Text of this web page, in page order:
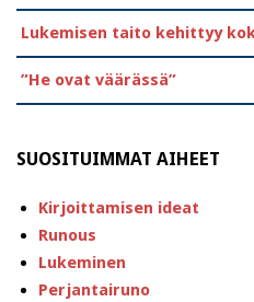
Lukemisen taito kehittyy
”He ovat väärässä”
SUOSITUIMMAT AIHEET
Kirjoittamisen ideat
Runous
Lukeminen
Perjantairuno